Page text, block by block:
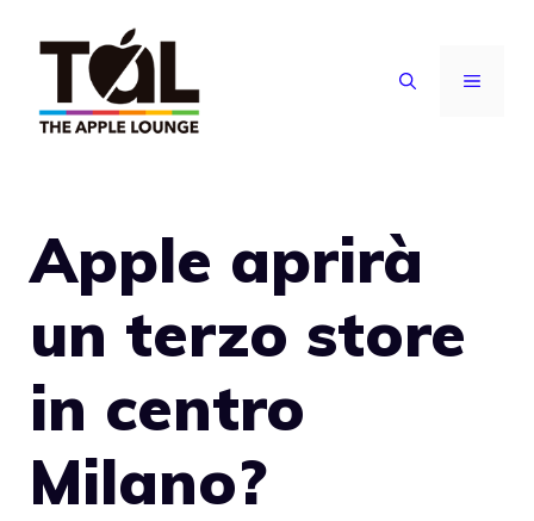
contenuto
MENU
Apple aprirà
un terzo store
in centro
Milano?